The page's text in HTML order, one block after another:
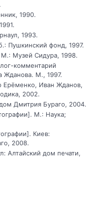
1990.
1993.
Пушкинский фонд, 1997.
Музей Сидура, 1998.
комментарий
Жданова. М., 1997.
Ерёменко, Иван Жданов,
2002.
Дмитрия Бураго, 2004.
М.: Наука;
Киев:
2008.
Алтайский дом печати,